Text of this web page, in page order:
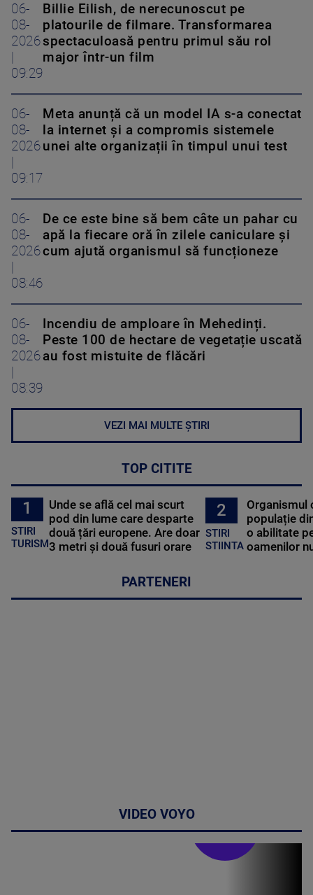
06-
08-
2026
09:29
Billie Eilish, de nerecunoscut pe
platourile de filmare. Transformarea
spectaculoasă pentru primul său rol
major într-un film
06-
08-
2026
09:17
Meta anunță că un model IA s-a conectat
la internet și a compromis sistemele
unei alte organizații în timpul unui test
06-
08-
2026
08:46
De ce este bine să bem câte un pahar cu
apă la fiecare oră în zilele caniculare și
cum ajută organismul să funcționeze
06-
08-
2026
08:39
Incendiu de amploare în Mehedinți.
Peste 100 de hectare de vegetație uscată
au fost mistuite de flăcări
VEZI MAI MULTE ȘTIRI
TOP CITITE
1
STIRI
TURISM
Unde se află cel mai scurt
pod din lume care desparte
două țări europene. Are doar
3 metri și două fusuri orare
2
STIRI
STIINTA
Organismul
populație
o abilitate
oamenilor
PARTENERI
VIDEO VOYO